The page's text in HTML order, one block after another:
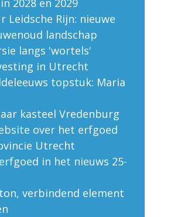
2028 en 2029
Leidsche Rijn: nieuwe
landschap
langs 'wortels'
in Utrecht
topstuk: Maria
kasteel Vredenburg
over het erfgoed
Utrecht
in het nieuws 25-
verbindend element